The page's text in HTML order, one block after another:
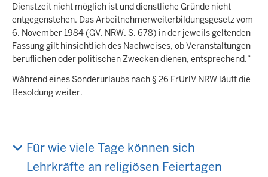
Dienstzeit nicht möglich ist und dienstliche Gründe nicht
entgegenstehen. Das Arbeitnehmerweiterbildungsgesetz vom
6. November 1984 (GV. NRW. S. 678) in der jeweils geltenden
Fassung gilt hinsichtlich des Nachweises, ob Veranstaltungen
beruflichen oder politischen Zwecken dienen, entsprechend.“
Während eines Sonderurlaubs nach § 26 FrUrlV NRW läuft die
Besoldung weiter.
Für wie viele Tage können sich
Lehrkräfte an religiösen Feiertagen